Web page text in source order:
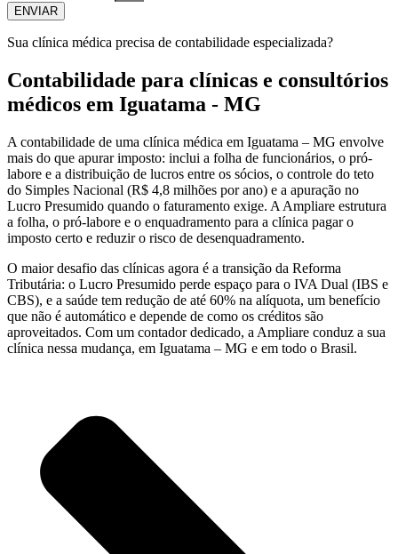
ENVIAR
Sua clínica médica precisa de contabilidade especializada?
Contabilidade para clínicas e consultórios
médicos em Iguatama - MG
A contabilidade de uma clínica médica em Iguatama – MG envolve
mais do que apurar imposto: inclui a folha de funcionários, o pró-
labore e a distribuição de lucros entre os sócios, o controle do teto
do Simples Nacional (R$ 4,8 milhões por ano) e a apuração no
Lucro Presumido quando o faturamento exige. A Ampliare estrutura
a folha, o pró-labore e o enquadramento para a clínica pagar o
imposto certo e reduzir o risco de desenquadramento.
O maior desafio das clínicas agora é a transição da Reforma
Tributária: o Lucro Presumido perde espaço para o IVA Dual (IBS e
CBS), e a saúde tem redução de até 60% na alíquota, um benefício
que não é automático e depende de como os créditos são
aproveitados. Com um contador dedicado, a Ampliare conduz a sua
clínica nessa mudança, em Iguatama – MG e em todo o Brasil.